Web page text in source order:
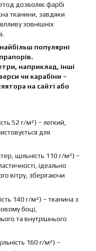
дозволяє фарбі
тканини, завдяки
зовнішніх
популярні
наприклад, інші
чи карабіни –
на сайті або
52 г/м²) – легкий,
для
щільність 110 г/м²) –
ідеально
вітру, зберігаючи
140 г/м²) – тканина з
боці,
та внутрішнього
160 г/м²) –